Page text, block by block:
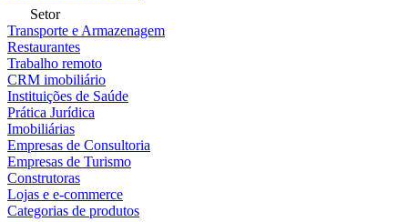
Setor
Transporte e Armazenagem
Restaurantes
Trabalho remoto
CRM imobiliário
Instituições de Saúde
Prática Jurídica
Imobiliárias
Empresas de Consultoria
Empresas de Turismo
Construtoras
Lojas e e-commerce
Categorias de produtos